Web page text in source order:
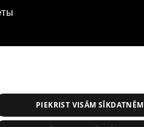
PIEKRIST VISĀM SĪKDATNĒM